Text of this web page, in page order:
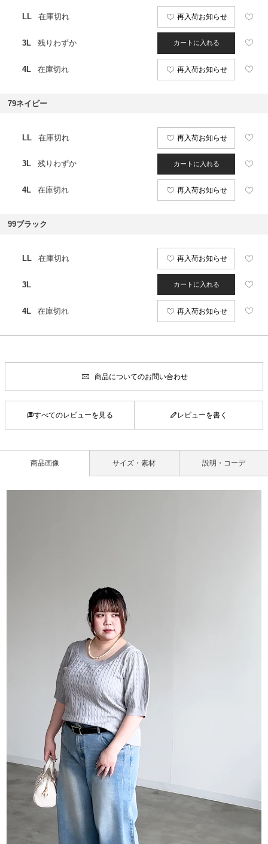
LL 在庫切れ 再入荷お知らせ
3L 残りわずか カートに入れる
4L 在庫切れ 再入荷お知らせ
79ネイビー
LL 在庫切れ 再入荷お知らせ
3L 残りわずか カートに入れる
4L 在庫切れ 再入荷お知らせ
99ブラック
LL 在庫切れ 再入荷お知らせ
3L カートに入れる
4L 在庫切れ 再入荷お知らせ
商品についてのお問い合わせ
すべてのレビューを見る レビューを書く
商品画像 サイズ・素材 説明・コーデ